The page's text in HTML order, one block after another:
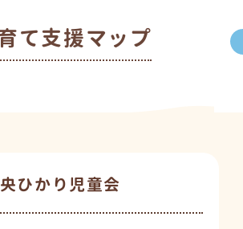
て支援マップ
ひかり児童会